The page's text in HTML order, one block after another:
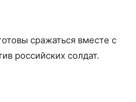
сражаться вместе с
российских солдат.